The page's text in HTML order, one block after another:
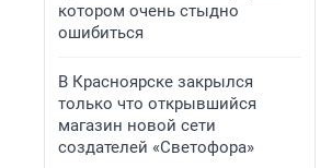
котором очень стыдно
ошибиться
В Красноярске закрылся
только что открывшийся
магазин новой сети
создателей «Светофора»